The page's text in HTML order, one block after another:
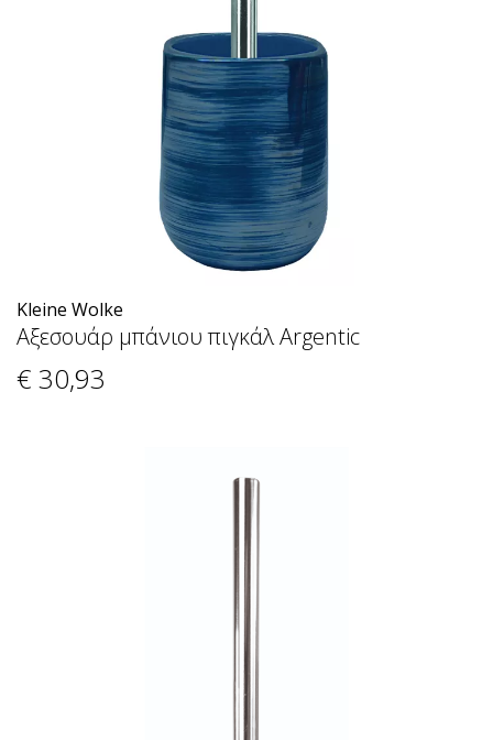
Kleine Wolke
Αξεσουάρ μπάνιου πιγκάλ Argentic
€ 30,93